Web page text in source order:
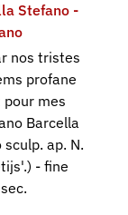
Stefano -
nos tristes
profane
mes
Barcella
sculp. ap. N.
- fine